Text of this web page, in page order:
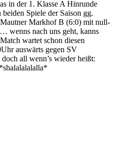
in der 1. Klasse A Hinrunde
Spiele der Saison gg.
Markhof B (6:0) mit null-
wenns nach uns geht, kanns
wartet schon diesen
auswärts gegen SV
all wenn’s wieder heißt: